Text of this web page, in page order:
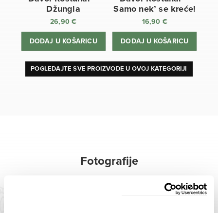
Džungla
26,90€
DODAJ U KOŠARICU
Samo nek’ se kreće!
16,90 €
DODAJ U KOŠARICU
POGLEDAJTE SVE PROIZVODE U OVOJ KATEGORIJI
Fotografije